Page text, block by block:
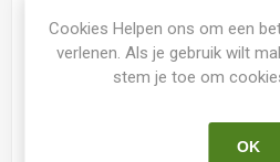
Dubbele bloem Nee
16.0
Cookies Helpen ons om een
verlenen. Als je gebruik wilt
stem je toe om
OK